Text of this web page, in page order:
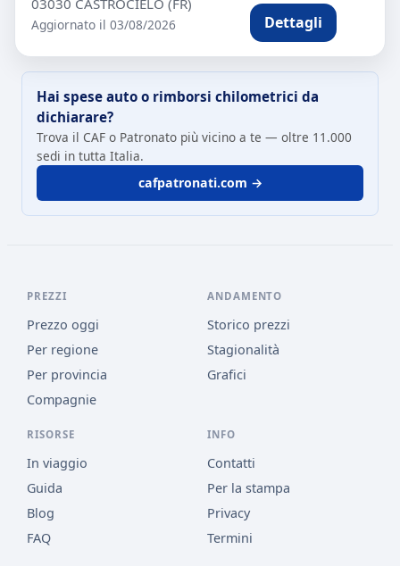
03030 CASTROCIELO (FR)
Aggiornato il 03/08/2026 Dettagli
Hai spese auto o rimborsi chilometrici da
dichiarare?
Trova il CAF o Patronato più vicino a te — oltre 11.000
sedi in tutta Italia.
cafpatronati.com →
PREZZI
Prezzo oggi
Per regione
Per provincia
Compagnie
ANDAMENTO
Storico prezzi
Stagionalità
Grafici
RISORSE
In viaggio
Guida
Blog
FAQ
INFO
Contatti
Per la stampa
Privacy
Termini